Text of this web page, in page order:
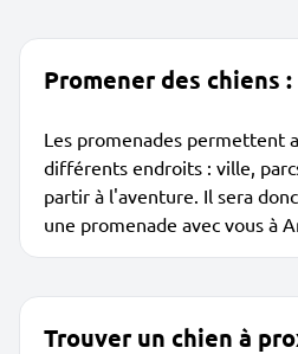
Promener des chiens
Les promenades permettent
différents endroits : ville,
partir à l'aventure. Il sera
une promenade avec vous à
Trouver un chien à